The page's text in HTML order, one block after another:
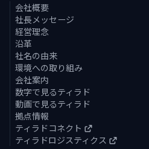
会社概要
社長メッセージ
経営理念
沿革
社名の由来
環境への取り組み
会社案内
数字で見るティラド
動画で見るティラド
拠点情報
ティラドコネクト
ティラドロジスティクス